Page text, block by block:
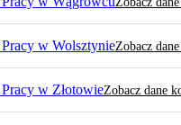
w WolsztynieZobacz
w ZłotowieZobacz dane